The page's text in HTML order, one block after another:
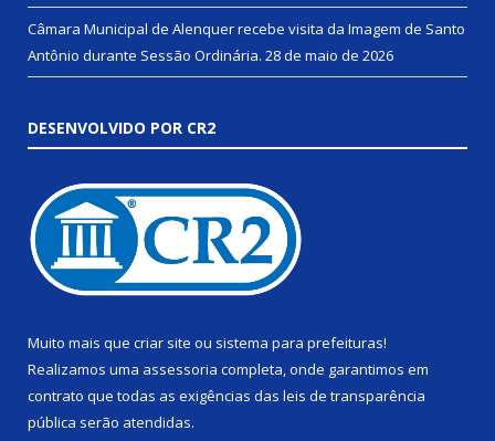
Câmara Municipal de Alenquer recebe visita da Imagem de Santo
Antônio durante Sessão Ordinária. 28 de maio de 2026
DESENVOLVIDO POR CR2
Muito mais que criar site ou sistema para prefeituras!
Realizamos uma assessoria completa, onde garantimos em
contrato que todas as exigências das leis de transparência
pública serão atendidas.